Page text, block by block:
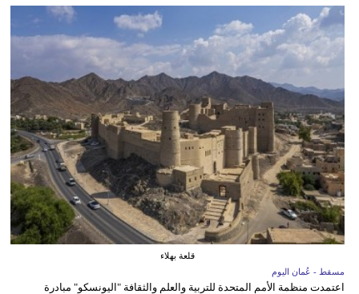
قلعة بهلاء
مسقط - عُمان اليوم
اعتمدت منظمة الأمم المتحدة للتربية والعلم والثقافة "اليونسكو" مبادرة